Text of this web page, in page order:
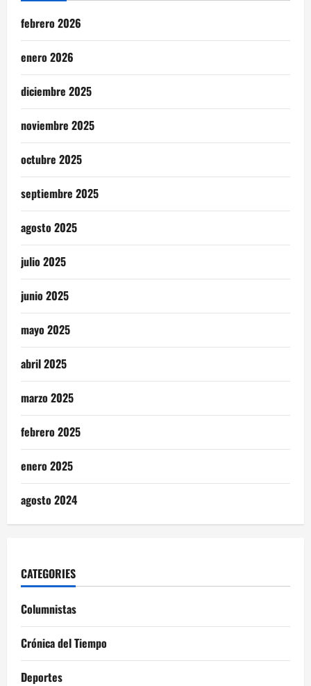
febrero 2026
enero 2026
diciembre 2025
noviembre 2025
octubre 2025
septiembre 2025
agosto 2025
julio 2025
junio 2025
mayo 2025
abril 2025
marzo 2025
febrero 2025
enero 2025
agosto 2024
CATEGORIES
Columnistas
Crónica del Tiempo
Deportes